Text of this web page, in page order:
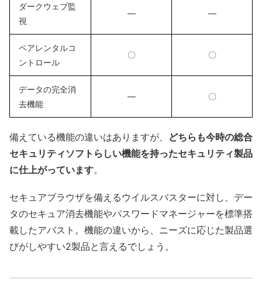
ダークウェブ監
視
― ―
ペアレンタルコ
ントロール
〇 〇
データの完全消
去機能
― 〇
備えている機能の違いはありますが、 どちらも今時の総合
セキュリティソフトらしい機能を持ったセキュリティ製品
に仕上がっています。
セキュアブラウザを備えるウイルスバスターに対し、デー
タのセキュア消去機能やパスワードマネージャーを標準搭
載したアバスト。機能の違いから、ニーズに応じた製品選
びがしやすい2製品と言えるでしょう。